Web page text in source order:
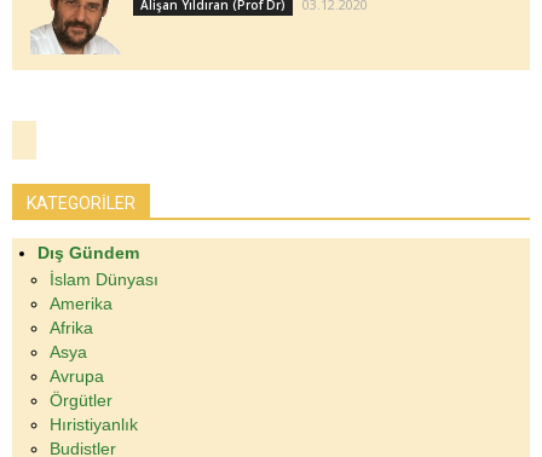
Alişan Yıldıran (Prof Dr) 03.12.2020
KATEGORİLER
Dış Gündem
İslam Dünyası
Amerika
Afrika
Asya
Avrupa
Örgütler
Hıristiyanlık
Budistler